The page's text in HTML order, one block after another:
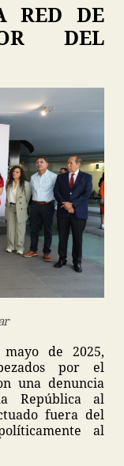
RED DE
DEL
de 2025,
por el
una denuncia
República al
fuera del
al